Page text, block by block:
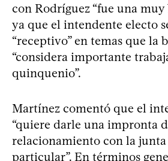
con Rodríguez “fue una muy
ya que el intendente electo
“receptivo” en temas que la
“considera importante
quinquenio”.
Martínez comentó que el
“quiere darle una impronta
relacionamiento con la junta
particular”. En términos